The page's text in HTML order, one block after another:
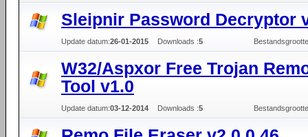
Sleipnir Password Decryptor
Update datum:26-01-2015 Downloads :5
W32/Aspxor Free Trojan
Tool v1.0
Update datum:03-12-2014 Downloads :5